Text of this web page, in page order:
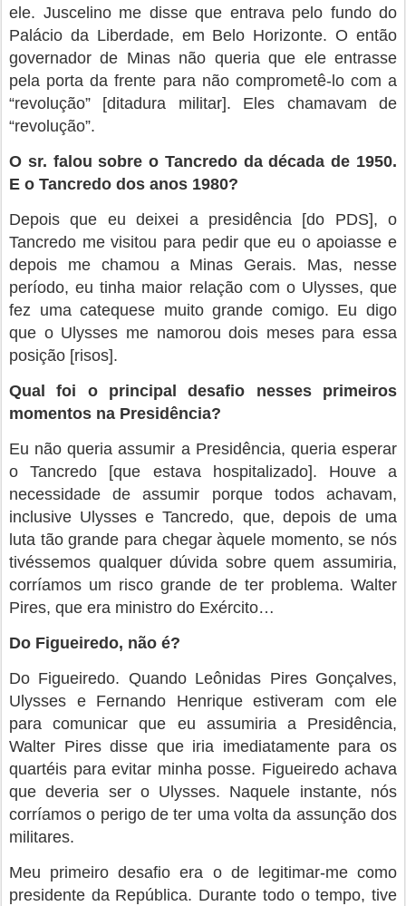
ele. Juscelino me disse que entrava pelo fundo do
Palácio da Liberdade, em Belo Horizonte. O então
governador de Minas não queria que ele entrasse
pela porta da frente para não comprometê-lo com a
“revolução” [ditadura militar]. Eles chamavam de
“revolução”.
O sr. falou sobre o Tancredo da década de 1950.
E o Tancredo dos anos 1980?
Depois que eu deixei a presidência [do PDS], o
Tancredo me visitou para pedir que eu o apoiasse e
depois me chamou a Minas Gerais. Mas, nesse
período, eu tinha maior relação com o Ulysses, que
fez uma catequese muito grande comigo. Eu digo
que o Ulysses me namorou dois meses para essa
posição [risos].
Qual foi o principal desafio nesses primeiros
momentos na Presidência?
Eu não queria assumir a Presidência, queria esperar
o Tancredo [que estava hospitalizado]. Houve a
necessidade de assumir porque todos achavam,
inclusive Ulysses e Tancredo, que, depois de uma
luta tão grande para chegar àquele momento, se nós
tivéssemos qualquer dúvida sobre quem assumiria,
corríamos um risco grande de ter problema. Walter
Pires, que era ministro do Exército…
Do Figueiredo, não é?
Do Figueiredo. Quando Leônidas Pires Gonçalves,
Ulysses e Fernando Henrique estiveram com ele
para comunicar que eu assumiria a Presidência,
Walter Pires disse que iria imediatamente para os
quartéis para evitar minha posse. Figueiredo achava
que deveria ser o Ulysses. Naquele instante, nós
corríamos o perigo de ter uma volta da assunção dos
militares.
Meu primeiro desafio era o de legitimar-me como
presidente da República. Durante todo o tempo, tive